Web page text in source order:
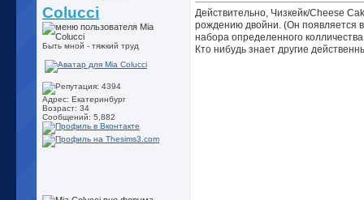
Colucci
Быть мной - тяжкий труд
Адрес: Екатеринбург
Возраст: 34
Сообщений: 5,882
Действительно, Чизкейк/Cheese
рождению двойни. (Он появляется
набора определенного колличества
Кто нибудь знает другие